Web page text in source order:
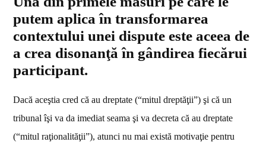
putem aplica în transformarea
contextului unei dispute este aceea de
a crea disonanţă în gândirea fiecărui
participant.
Dacă aceştia cred că au dreptate (“mitul dreptăţii”) şi că un
tribunal îşi va da imediat seama şi va decreta că au dreptate
(“mitul raţionalităţii”), atunci nu mai există motivaţie pentru